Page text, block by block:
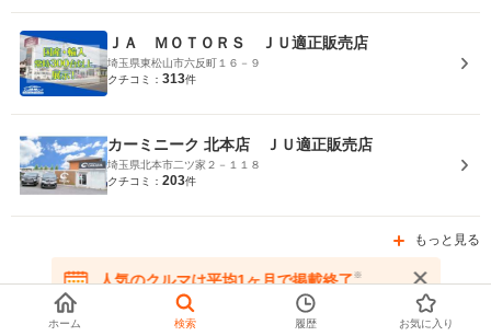
ＪＡ ＭＯＴＯＲＳ ＪＵ適正販売店
埼玉県東松山市六反町１６－９
クチコミ： 313件
カーミニーク 北本店 ＪＵ適正販売店
埼玉県北本市二ツ家２－１１８
クチコミ： 203件
もっと見る
ページトップへ
人気のクルマは平均1ヶ月で掲載終了※
在庫が無くなる前にお問い合わせください
ホーム 検索 履歴 お気に入り